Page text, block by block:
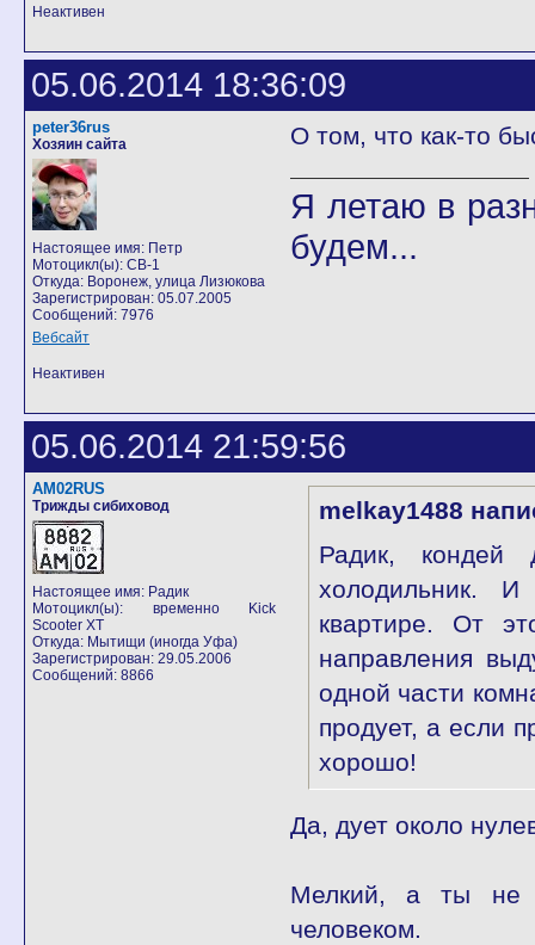
Неактивен
05.06.2014 18:36:09
peter36rus
Хозяин сайта
Настоящее имя: Петр
Мотоцикл(ы): CB-1
Откуда: Воронеж, улица Лизюкова
Зарегистрирован: 05.07.2005
Сообщений: 7976
Вебсайт
О том, что как-то
Я летаю в
будем...
Неактивен
05.06.2014 21:59:56
AM02RUS
Трижды сибиховод
Настоящее имя: Радик
Мотоцикл(ы): временно Kick
Scooter XT
Откуда: Мытищи (иногда Уфа)
Зарегистрирован: 29.05.2006
Сообщений: 8866
melkay1488
Радик,
холодильник.
квартире. От
направления
одной части
продует, а если
хорошо!
Да, дует около
Мелкий, а ты не
человеком.